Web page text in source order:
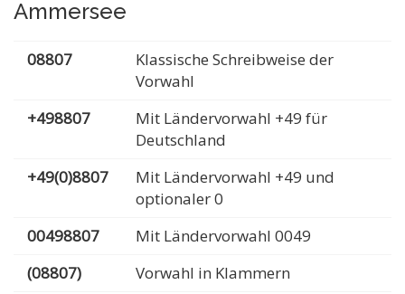
Ammersee
08807
Klassische Schreibweise der
Vorwahl
+498807
Mit Ländervorwahl +49 für
Deutschland
+49(0)8807
Mit Ländervorwahl +49 und
optionaler 0
00498807
Mit Ländervorwahl 0049
(08807)
Vorwahl in Klammern